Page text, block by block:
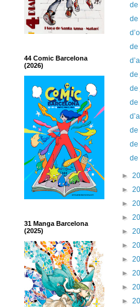
44 Comic Barcelona
(2026)
31 Manga Barcelona
(2025)
de
de
de
►
►
►
►
►
►
►
►
►
►